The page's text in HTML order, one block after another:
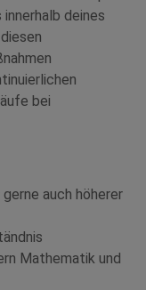
deines
bei
auch höherer
Mathematik und